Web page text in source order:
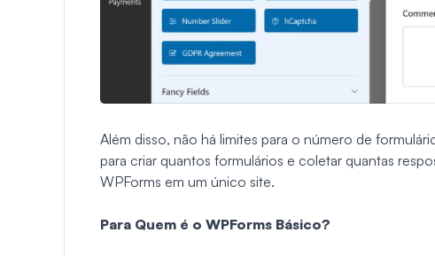
Além disso, não há limites para o número de
para criar quantos formulários e coletar quantas
WPForms em um único site.
Para Quem é o WPForms Básico?